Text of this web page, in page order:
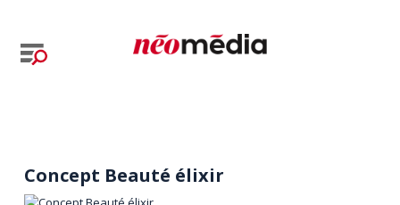
Concept Beauté élixir